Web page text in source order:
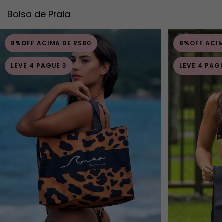
Bolsa de Praia
8%OFF ACIMA DE R$80
LEVE 4 PAGUE 3
8%OFF
LEVE 4